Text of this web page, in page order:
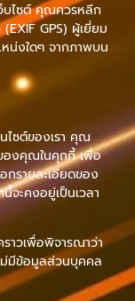
บไซต์ คุณควรหลีก
GPS) ผู้เยี่ยม
น่งใดๆ จากภาพบน
ไซต์ของเรา คุณ
องคุณในคุกกี้ เพื่อ
รายละเอียดของ
ะคงอยู่เป็นเวลา
ราวเพื่อพิจารณาว่า
มีข้อมูลส่วนบุคคล